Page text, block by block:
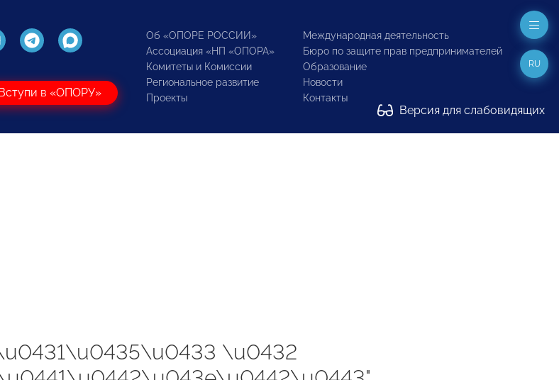
в «ОПОРУ»
Об «ОПОРЕ РОССИИ»
Ассоциация «НП «ОПОРА»
Комитеты и Комиссии
Региональное развитие
Проекты
Международная деятельность
Бюро по защите прав предпринимателей
Образование
Новости
Контакты
Версия для слабовидящих
RU
\u0432